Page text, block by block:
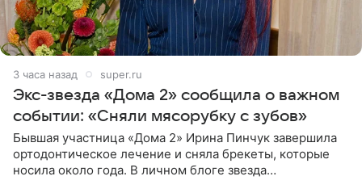
3 часа назад super.ru
Экс-звезда «Дома 2» сообщила о важном
событии: «Сняли мясорубку с зубов»
Бывшая участница «Дома 2» Ирина Пинчук завершила
ортодонтическое лечение и сняла брекеты, которые
носила около года. В личном блоге звезда